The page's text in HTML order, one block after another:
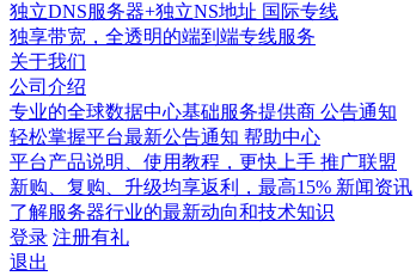
独立DNS服务器+独立NS地址 国际专线
独享带宽，全透明的端到端专线服务
关于我们
公司介绍
专业的全球数据中心基础服务提供商 公告通知
轻松掌握平台最新公告通知 帮助中心
平台产品说明、使用教程，更快上手 推广联盟
新购、复购、升级均享返利，最高15% 新闻资讯
了解服务器行业的最新动向和技术知识
登录 注册有礼
退出